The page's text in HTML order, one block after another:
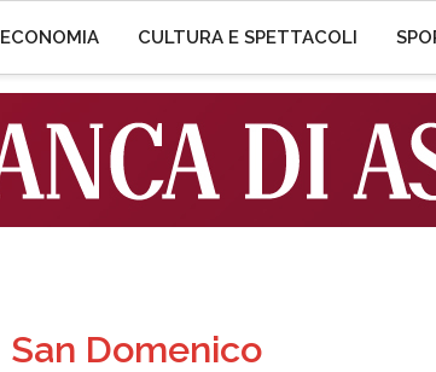
ECONOMIA CULTURA E SPETTACOLI
San Domenico